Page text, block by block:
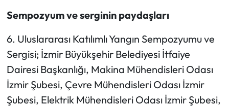
Sempozyum ve serginin paydaşları
6. Uluslararası Katılımlı Yangın Sempozyumu ve
Sergisi; İzmir Büyükşehir Belediyesi İtfaiye
Dairesi Başkanlığı, Makina Mühendisleri Odası
İzmir Şubesi, Çevre Mühendisleri Odası İzmir
Şubesi, Elektrik Mühendisleri Odası İzmir Şubesi,